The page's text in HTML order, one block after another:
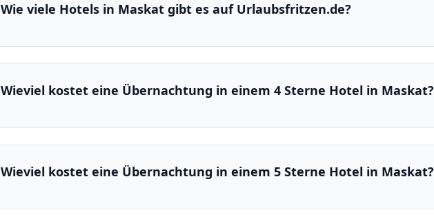
Wie viele Hotels in Maskat gibt es auf Urlaubsfritzen.de?
Wieviel kostet eine Übernachtung in einem 4 Sterne Hotel in Maskat?
Wieviel kostet eine Übernachtung in einem 5 Sterne Hotel in Maskat?